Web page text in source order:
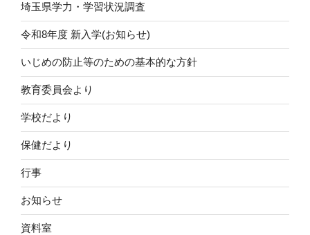
埼玉県学力・学習状況調査
令和8年度 新入学(お知らせ)
いじめの防止等のための基本的な方針
教育委員会より
学校だより
保健だより
行事
お知らせ
資料室